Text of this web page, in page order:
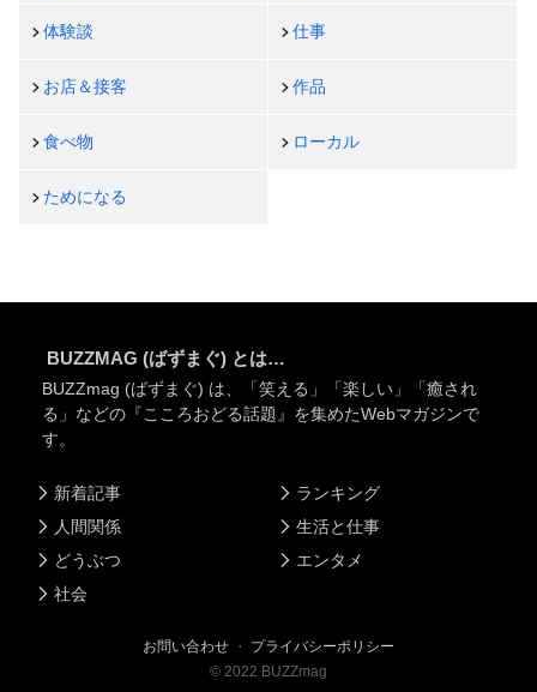
体験談 仕事
お店＆接客 作品
食べ物 ローカル
ためになる
BUZZMAG (ばずまぐ) とは…
BUZZmag (ばずまぐ) は、「笑える」「楽しい」「癒され
る」などの『こころおどる話題』を集めたWebマガジンで
す。
新着記事
人間関係
どうぶつ
社会
ランキング
生活と仕事
エンタメ
お問い合わせ ・ プライバシーポリシー
© 2022 BUZZmag